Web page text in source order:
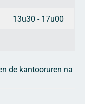
13u30 - 17u00
de kantooruren na